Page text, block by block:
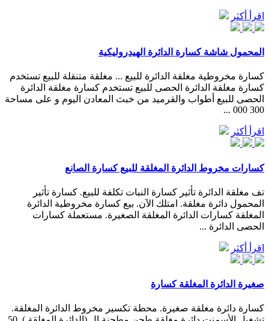
اقرأ أكثر
المحمول شاشة كسارة الدائرة الهيدروليكية
كسارة مخروطية مغلقة الدائرة للبيع ... مغلقة متنقلة للبيع تستخدم
كسارة مغلقة الدائرة الحصى للبيع تستخدم كسارة مغلقة الدائرة
الحصى للبيع أطواب والقرميد من خبث المعادن اليوم و على مساحة
300 000 ...
اقرأ أكثر
كسارات مخروط الدائرة المغلقة للبيع كسارة الصانع
تف مغلقة الدائرة تأثير كسارة النبات تكلفة للبيع. كسارة تأثير
المحمول دائرة مغلقة. امتلك الآن. بيع كسارة مخروطية الدائرة
المغلقة كسارات الدائرة المغلقة الصغيرة. مستعملة كسارات
الحصى الدائرة ...
اقرأ أكثر
صغيرة الدائرة المغلقة كسارة
كسارة دائرة مغلقة صغيرة. محطة تكسير مخروط الدائرة المغلقة.